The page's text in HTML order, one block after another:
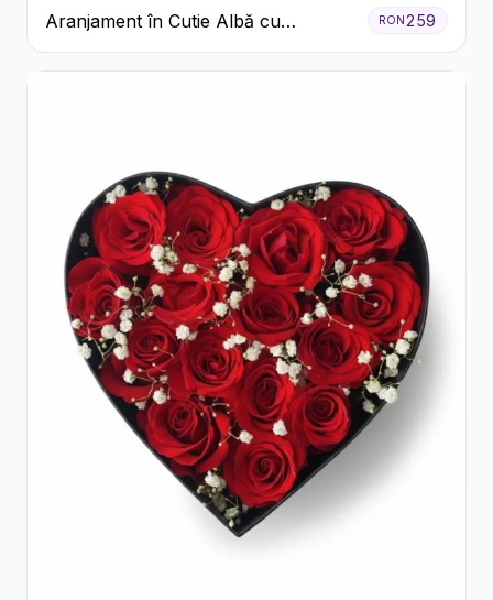
Aranjament în Cutie Albă cu
Trandafiri Roșii și Lisianthus
RON259